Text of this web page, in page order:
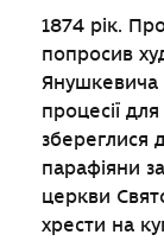
1874 рік.
попросив
Янушкевича
процесії
збереглися
парафіяни
церкви
хрести на